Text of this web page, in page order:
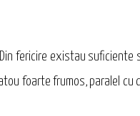
fericire existau
foarte frumos, paralel